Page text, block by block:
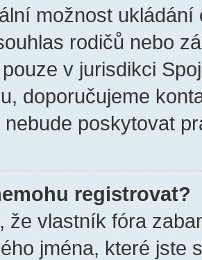
možnost
rodičů nebo
v jurisdikci
doporučujeme
nebude poskytovat
registrovat?
že vlastník fóra
jména, které jste